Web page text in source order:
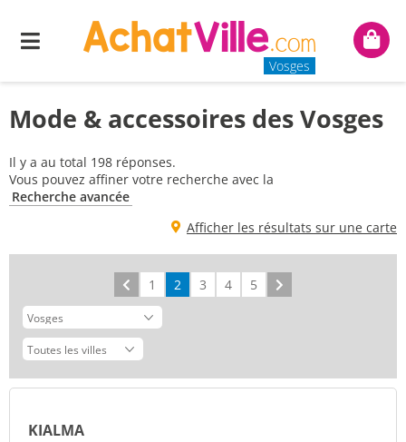
Menu
Vosges
Mon
Mode & accessoires des Vosges
Il y a au total 198 réponses.
Vous pouvez affiner votre recherche avec la
Recherche avancée
Afficher les résultats sur une carte
Précédent
1 2 3 4 5
KIALMA